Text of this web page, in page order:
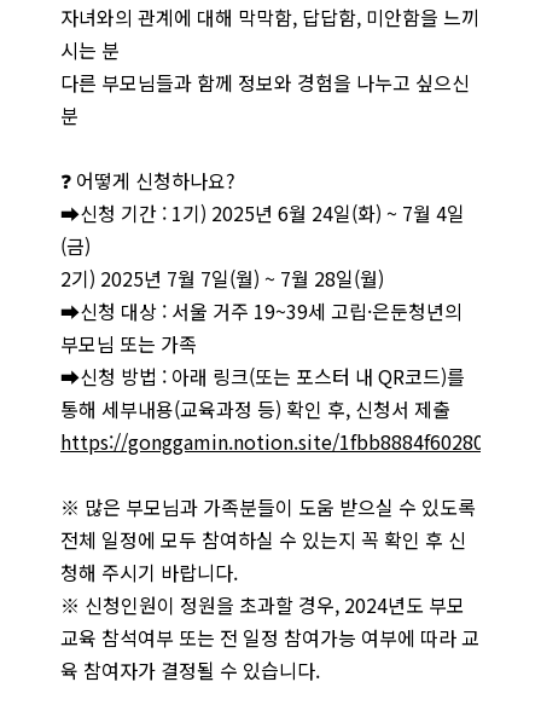
자녀와의 관계에 대해 막막함, 답답함, 미안함을 느끼
시는 분
다른 부모님들과 함께 정보와 경험을 나누고 싶으신
분
❓ 어떻게 신청하나요?
➡신청 기간 : 1기) 2025년 6월 24일(화) ~ 7월 4일
(금)
2기) 2025년 7월 7일(월) ~ 7월 28일(월)
➡신청 대상 : 서울 거주 19~39세 고립·은둔청년의
부모님 또는 가족
➡신청 방법 : 아래 링크(또는 포스터 내 QR코드)를
통해 세부내용(교육과정 등) 확인 후, 신청서 제출
https://gonggamin.notion.site/
※ 많은 부모님과 가족분들이 도움 받으실 수 있도록
전체 일정에 모두 참여하실 수 있는지 꼭 확인 후 신
청해 주시기 바랍니다.
※ 신청인원이 정원을 초과할 경우, 2024년도 부모
교육 참석여부 또는 전 일정 참여가능 여부에 따라 교
육 참여자가 결정될 수 있습니다.